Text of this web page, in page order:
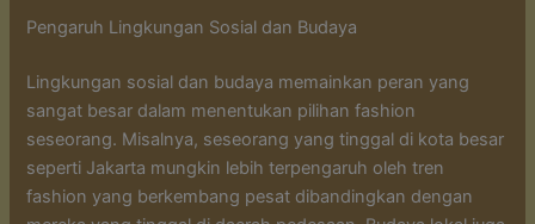
Pengaruh Lingkungan Sosial dan Budaya
Lingkungan sosial dan budaya memainkan peran yang
sangat besar dalam menentukan pilihan fashion
seseorang. Misalnya, seseorang yang tinggal di kota besar
seperti Jakarta mungkin lebih terpengaruh oleh tren
fashion yang berkembang pesat dibandingkan dengan